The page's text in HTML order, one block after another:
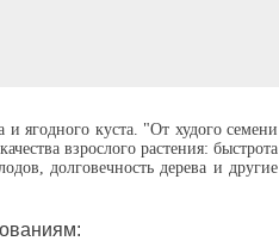
ягодного куста. "От худого семени
взрослого растения: быстрота
долговечность дерева и другие